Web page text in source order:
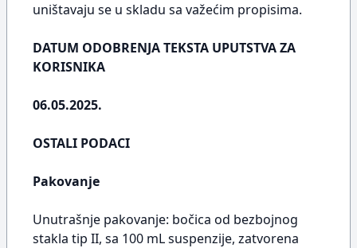
uništavaju se u skladu sa važećim propisima.
DATUM ODOBRENJA TEKSTA UPUTSTVA ZA
KORISNIKA
06.05.2025.
OSTALI PODACI
Pakovanje
Unutrašnje pakovanje: bočica od bezbojnog
stakla tip II, sa 100 mL suspenzije, zatvorena